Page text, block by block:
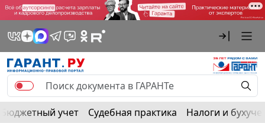
Бюджетный учет Судебная практика Налоги и